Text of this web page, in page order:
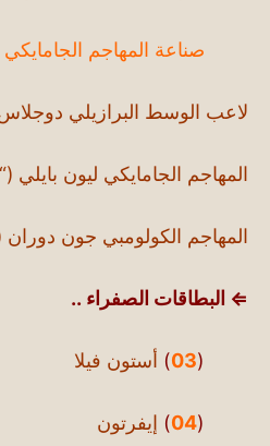
صناعة المهاجم الجامايكي
لاعب الوسط البرازيلي دوجلاس
المهاجم الجامايكي ليون بايلي (“51)
المهاجم الكولومبي جون دوران
⇐ البطاقات الصفراء ..
(
03
) أستون فيلا
(
04
) إيفرتون